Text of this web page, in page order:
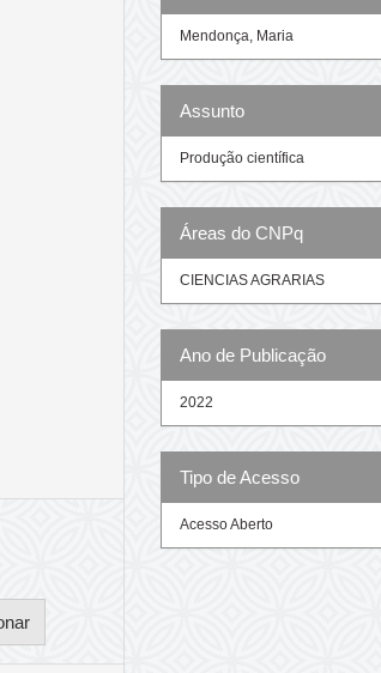
Mendonça, Maria
Assunto
Produção científica
Áreas do CNPq
CIENCIAS AGRARIAS
Ano de Publicação
2022
Tipo de Acesso
Acesso Aberto